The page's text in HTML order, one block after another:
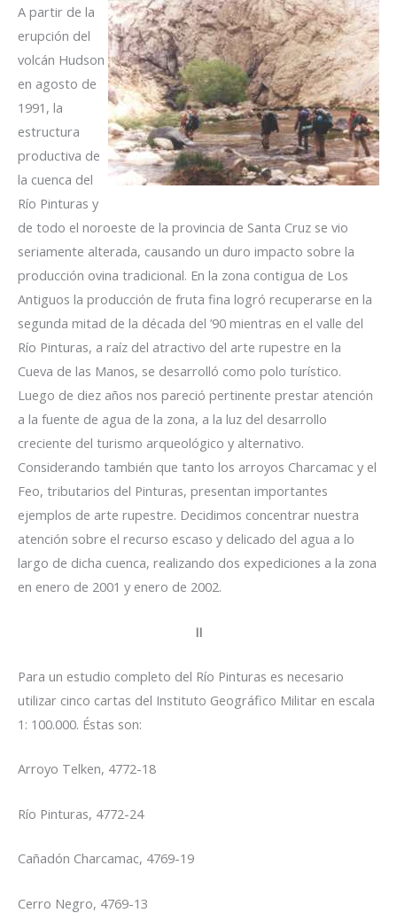
A partir de la
erupción del
volcán Hudson
en agosto de
1991, la
estructura
productiva de
la cuenca del
Río Pinturas y
de todo el noroeste de la provincia de Santa Cruz se vio
seriamente alterada, causando un duro impacto sobre la
producción ovina tradicional. En la zona contigua de Los
Antiguos la producción de fruta fina logró recuperarse en la
segunda mitad de la década del ’90 mientras en el valle del
Río Pinturas, a raíz del atractivo del arte rupestre en la
Cueva de las Manos, se desarrolló como polo turístico.
Luego de diez años nos pareció pertinente prestar atención
a la fuente de agua de la zona, a la luz del desarrollo
creciente del turismo arqueológico y alternativo.
Considerando también que tanto los arroyos Charcamac y el
Feo, tributarios del Pinturas, presentan importantes
ejemplos de arte rupestre. Decidimos concentrar nuestra
atención sobre el recurso escaso y delicado del agua a lo
largo de dicha cuenca, realizando dos expediciones a la zona
en enero de 2001 y enero de 2002.
II
Para un estudio completo del Río Pinturas es necesario
utilizar cinco cartas del Instituto Geográfico Militar en escala
1: 100.000. Éstas son:
Arroyo Telken, 4772-18
Río Pinturas, 4772-24
Cañadón Charcamac, 4769-19
Cerro Negro, 4769-13